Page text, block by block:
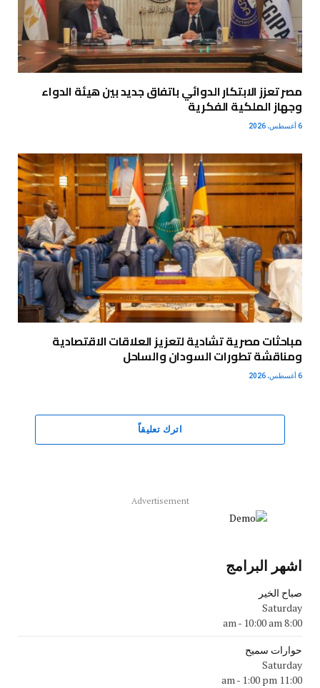
مصر تعزز الابتكار الدوائي باتفاق جديد بين هيئة الدواء
وجهاز الملكية الفكرية
6 أغسطس، 2026
مباحثات مصرية تشادية لتعزيز العلاقات الاقتصادية
ومناقشة تطورات السودان والساحل
6 أغسطس، 2026
اترك تعليقاً
Advertisement
اشهر البرامج
صباح الخير
Saturday
8:00 am
- 10:00 am
حوارات سميح
Saturday
11:00 am
- 1:00 pm